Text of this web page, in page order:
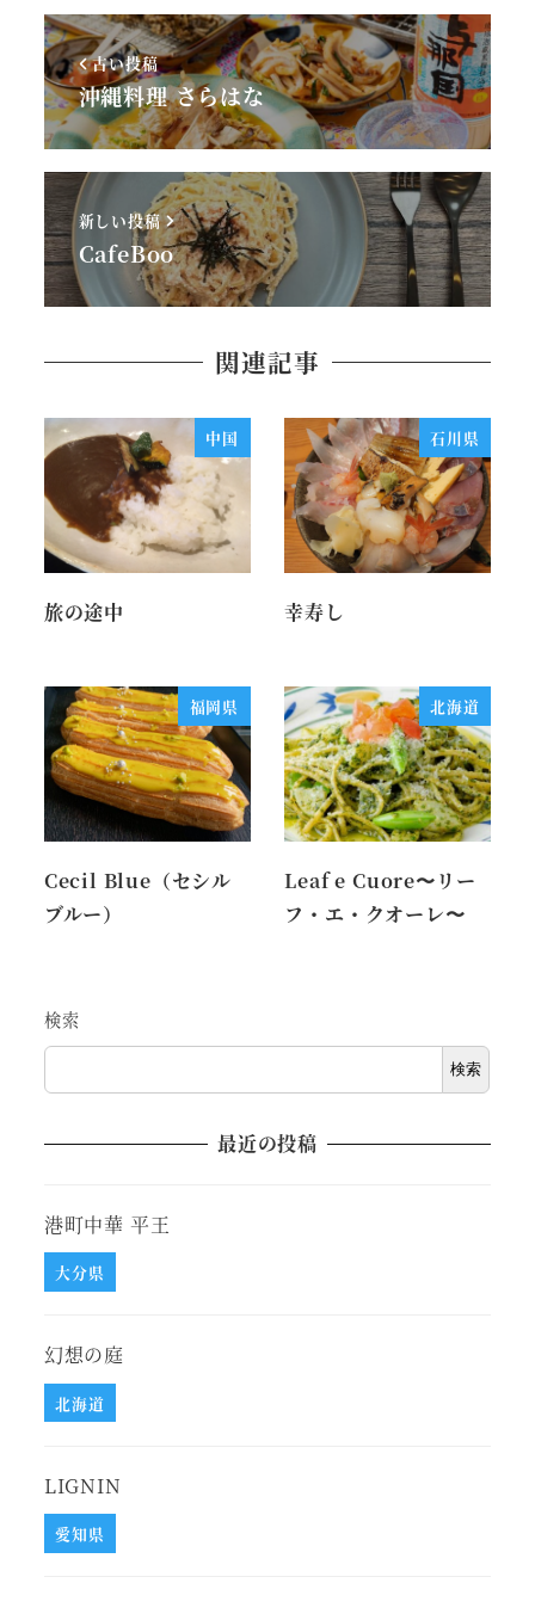
古い投稿
沖縄料理 さらはな
新しい投稿
CafeBoo
関連記事
中国
旅の途中
石川県
幸寿し
福岡県
Cecil Blue（セシル
ブルー）
北海道
Leaf e Cuore〜リー
フ・エ・クオーレ〜
検索
検索
最近の投稿
港町中華 平王
大分県
幻想の庭
北海道
LIGNIN
愛知県